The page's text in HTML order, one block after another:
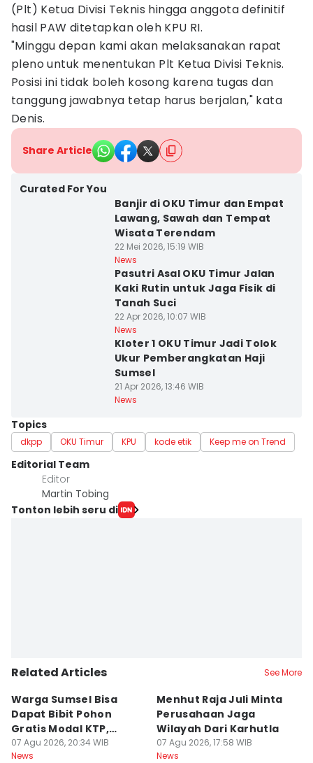
(Plt) Ketua Divisi Teknis hingga anggota definitif
hasil PAW ditetapkan oleh KPU RI.
"Minggu depan kami akan melaksanakan rapat
pleno untuk menentukan Plt Ketua Divisi Teknis.
Posisi ini tidak boleh kosong karena tugas dan
tanggung jawabnya tetap harus berjalan," kata
Denis.
Share Article
Curated For You
Banjir di OKU Timur dan Empat
Lawang, Sawah dan Tempat
Wisata Terendam
22 Mei 2026, 15:19 WIB
News
Pasutri Asal OKU Timur Jalan
Kaki Rutin untuk Jaga Fisik di
Tanah Suci
22 Apr 2026, 10:07 WIB
News
Kloter 1 OKU Timur Jadi Tolok
Ukur Pemberangkatan Haji
Sumsel
21 Apr 2026, 13:46 WIB
News
Topics
dkpp OKU Timur KPU kode etik Keep me on Trend
Editorial Team
Editor
Martin Tobing
Tonton lebih seru di
Related Articles See More
Warga Sumsel Bisa
Dapat Bibit Pohon
Gratis Modal KTP,
Menhut Beberkan
Caranya
07 Agu 2026, 20:34 WIB
News
Menhut Raja Juli Minta
Perusahaan Jaga
Wilayah Dari Karhutla
07 Agu 2026, 17:58 WIB
News